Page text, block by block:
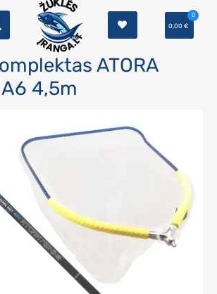
0,00€
0
ATORA
4,5m